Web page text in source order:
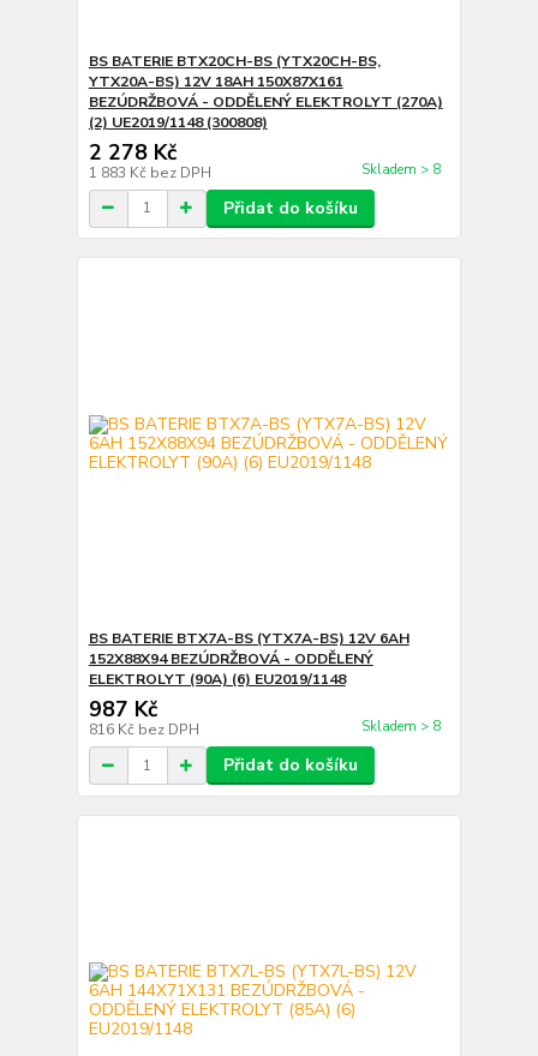
BS BATERIE BTX20CH-BS (YTX20CH-BS,
YTX20A-BS) 12V 18AH 150X87X161
BEZÚDRŽBOVÁ - ODDĚLENÝ ELEKTROLYT (270A)
(2) UE2019/1148 (300808)
2 278 Kč
1 883 Kč bez DPH Skladem > 8
Přidat do košíku
BS BATERIE BTX7A-BS (YTX7A-BS) 12V 6AH
152X88X94 BEZÚDRŽBOVÁ - ODDĚLENÝ
ELEKTROLYT (90A) (6) EU2019/1148
987 Kč
816 Kč bez DPH Skladem > 8
Přidat do košíku